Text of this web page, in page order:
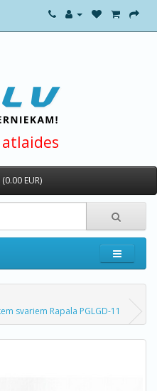
EUR)
svariem Rapala PGLGD-11